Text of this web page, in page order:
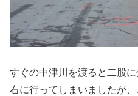
すぐの中津川を渡ると二股
右に行ってしまいましたが